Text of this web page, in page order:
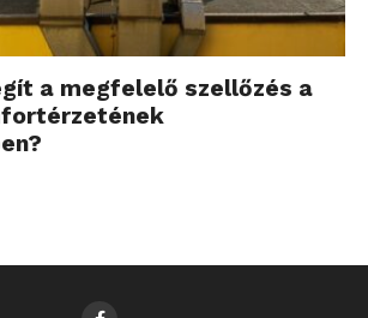
a megfelelő szellőzés a